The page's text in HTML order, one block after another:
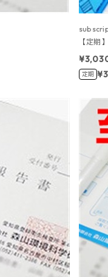
【定期
定期